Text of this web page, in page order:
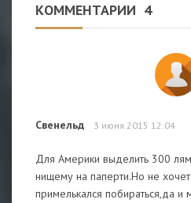
КОММЕНТАРИИ 4
Свенельд 3 июня 2015 12:04
Для Америки выделить 300
нищему на паперти.Но не
примелькался побираться,да и